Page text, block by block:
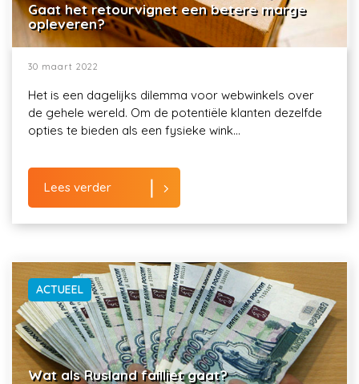
Gaat het retourvignet een betere marge
opleveren?
30 maart 2022
Het is een dagelijks dilemma voor webwinkels over
de gehele wereld. Om de potentiële klanten dezelfde
opties te bieden als een fysieke wink...
Lees verder
ACTUEEL
Wat als Rusland failliet gaat?